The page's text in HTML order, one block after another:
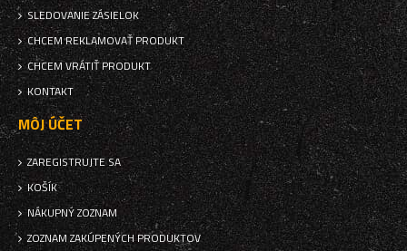
SLEDOVANIE ZÁSIELOK
CHCEM REKLAMOVAŤ PRODUKT
CHCEM VRÁTIŤ PRODUKT
KONTAKT
MÔJ ÚČET
ZAREGISTRUJTE SA
KOŠÍK
NÁKUPNÝ ZOZNAM
ZOZNAM ZAKÚPENÝCH PRODUKTOV